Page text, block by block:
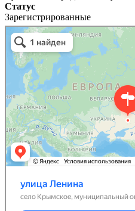
Статус
Зарегистрированные